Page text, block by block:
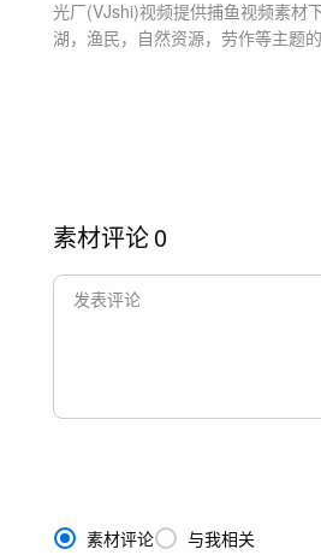
光厂(VJshi)视频提供捕鱼视频素材
湖，渔民，自然资源，劳作等主题
素材评论0
素材评论 与我相关